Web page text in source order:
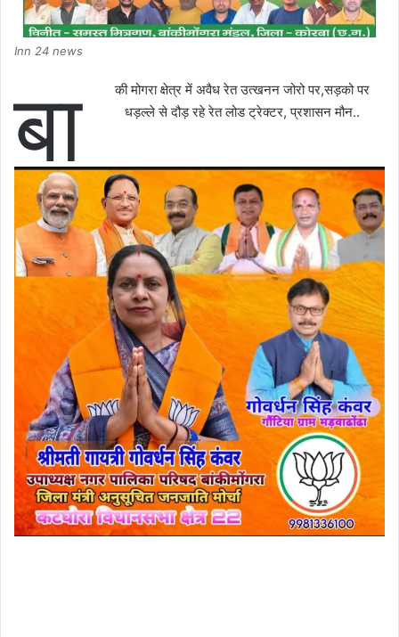
Inn 24 news
बा
की मोगरा क्षेत्र में अवैध रेत उत्खनन जोरो पर,सड़को पर
धड़ल्ले से दौड़ रहे रेत लोड ट्रेक्टर, प्रशासन मौन..